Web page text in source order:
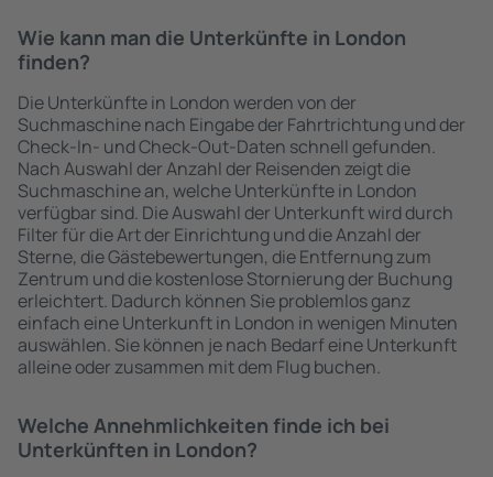
Wie kann man die Unterkünfte in London
finden?
Die Unterkünfte in London werden von der
Suchmaschine nach Eingabe der Fahrtrichtung und der
Check-In- und Check-Out-Daten schnell gefunden.
Nach Auswahl der Anzahl der Reisenden zeigt die
Suchmaschine an, welche Unterkünfte in London
verfügbar sind. Die Auswahl der Unterkunft wird durch
Filter für die Art der Einrichtung und die Anzahl der
Sterne, die Gästebewertungen, die Entfernung zum
Zentrum und die kostenlose Stornierung der Buchung
erleichtert. Dadurch können Sie problemlos ganz
einfach eine Unterkunft in London in wenigen Minuten
auswählen. Sie können je nach Bedarf eine Unterkunft
alleine oder zusammen mit dem Flug buchen.
Welche Annehmlichkeiten finde ich bei
Unterkünften in London?